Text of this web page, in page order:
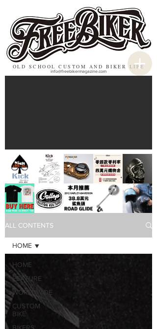
OLD SCHOOL CUSTOM AND BIKER LIFE
info@freebikermagazine.com
ALL CONTENTS
HOME
FEATURE
WORLDWIDE
CUSTOM
BIKE
HOME